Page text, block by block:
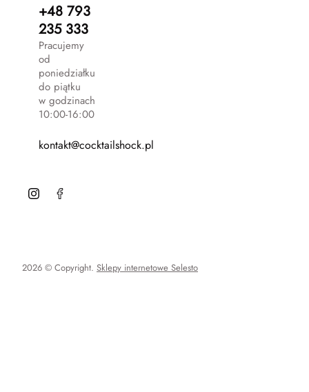
+48 793
235 333
Pracujemy
od
poniedziałku
do piątku
w godzinach
10:00-16:00
kontakt@cocktailshock.pl
2026 © Copyright. Sklepy internetowe Selesto